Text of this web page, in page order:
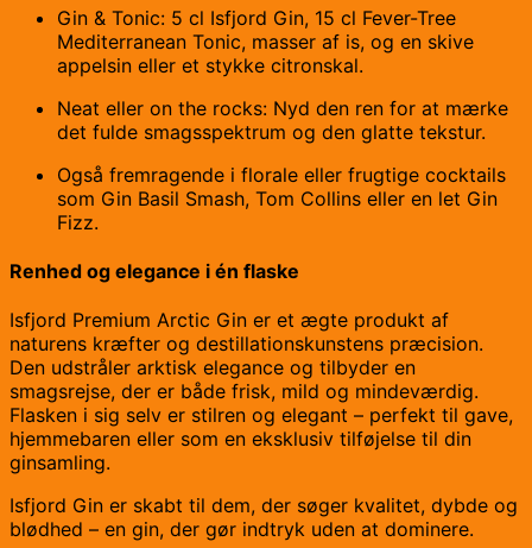
Gin & Tonic: 5 cl Isfjord Gin, 15 cl Fever-Tree
Mediterranean Tonic, masser af is, og en skive
appelsin eller et stykke citronskal.
Neat eller on the rocks: Nyd den ren for at mærke
det fulde smagsspektrum og den glatte tekstur.
Også fremragende i florale eller frugtige cocktails
som Gin Basil Smash, Tom Collins eller en let Gin
Fizz.
Renhed og elegance i én flaske
Isfjord Premium Arctic Gin er et ægte produkt af
naturens kræfter og destillationskunstens præcision.
Den udstråler arktisk elegance og tilbyder en
smagsrejse, der er både frisk, mild og mindeværdig.
Flasken i sig selv er stilren og elegant – perfekt til gave,
hjemmebaren eller som en eksklusiv tilføjelse til din
ginsamling.
Isfjord Gin er skabt til dem, der søger kvalitet, dybde og
blødhed – en gin, der gør indtryk uden at dominere.